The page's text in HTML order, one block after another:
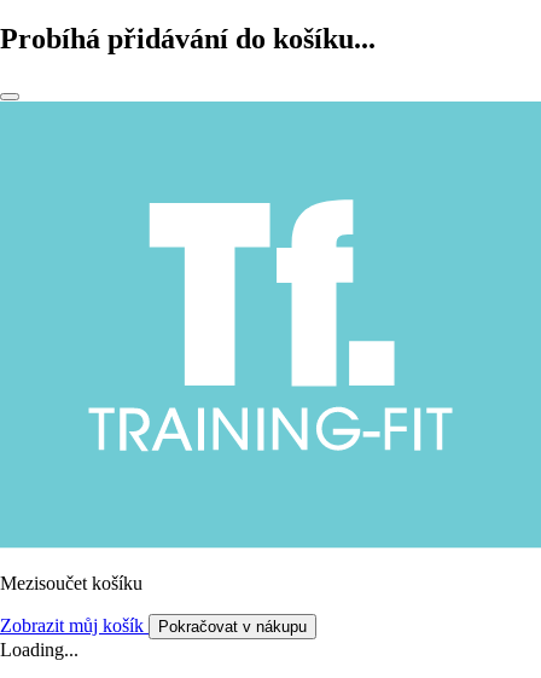
Probíhá přidávání do košíku...
Mezisoučet košíku
Zobrazit můj košík Pokračovat v nákupu
Loading...